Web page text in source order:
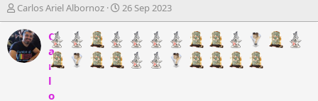
A
u
t
o
r
Carlos Ariel Albornoz
F
e
h
a
d
26 Sep 2023
C
a
r
l
o